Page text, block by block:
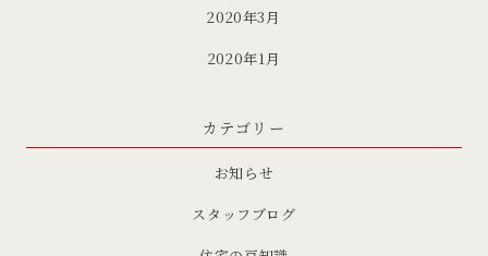
2020年3月
2020年1月
カテゴリー
お知らせ
スタッフブログ